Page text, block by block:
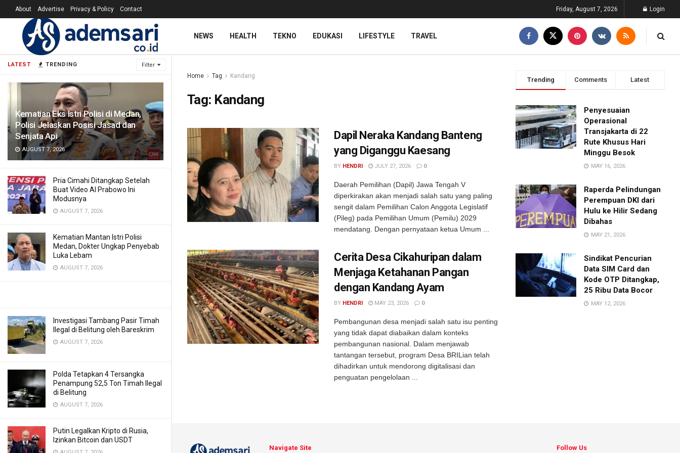
LATEST TRENDING Filter
Kematian Eks Istri Polisi di Medan,
Polisi Jelaskan Posisi Jasad dan
Senjata Api
AUGUST 7, 2026
Pria Cimahi Ditangkap Setelah
Buat Video AI Prabowo Ini
Modusnya
AUGUST 7, 2026
Kematian Mantan Istri Polisi
Medan, Dokter Ungkap Penyebab
Luka Lebam
AUGUST 7, 2026
Investigasi Tambang Pasir Timah
Ilegal di Belitung oleh Bareskrim
AUGUST 7, 2026
Polda Tetapkan 4 Tersangka
Penampung 52,5 Ton Timah Ilegal
di Belitung
AUGUST 7, 2026
Putin Legalkan Kripto di Rusia,
Izinkan Bitcoin dan USDT
About Advertise Privacy & Policy Contact Friday, August 7, 2026 Login
NEWS HEALTH TEKNO EDUKASI LIFESTYLE TRAVEL
Home Tag Kandang
Tag: Kandang
Dapil Neraka Kandang Banteng
yang Diganggu Kaesang
BY HENDRI JULY 27, 2026 0
Daerah Pemilihan (Dapil) Jawa Tengah V
diperkirakan akan menjadi salah satu yang paling
sengit dalam Pemilihan Calon Anggota Legislatif
(Pileg) pada Pemilihan Umum (Pemilu) 2029
mendatang. Dengan pernyataan ketua Umum ...
Cerita Desa Cikahuripan dalam
Menjaga Ketahanan Pangan
dengan Kandang Ayam
BY HENDRI MAY 23, 2026 0
Pembangunan desa menjadi salah satu isu penting
yang tidak dapat diabaikan dalam konteks
pembangunan nasional. Dalam menjawab
tantangan tersebut, program Desa BRILian telah
dihadirkan untuk mendorong digitalisasi dan
penguatan pengelolaan ...
Trending Comments Latest
Penyesuaian
Operasional
Transjakarta di 22
Rute Khusus Hari
Minggu Besok
MAY 16, 2026
Raperda Pelindungan
Perempuan DKI dari
Hulu ke Hilir Sedang
Dibahas
MAY 21, 2026
Sindikat Pencurian
Data SIM Card dan
Kode OTP Ditangkap,
25 Ribu Data Bocor
MAY 12, 2026
Navigate Site Follow Us